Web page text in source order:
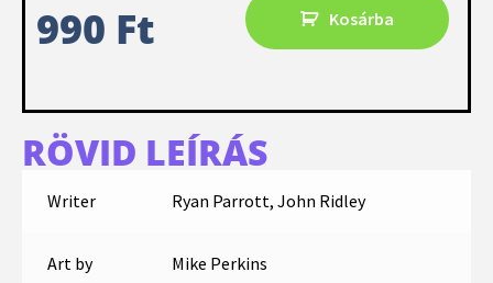
990 Ft Kosárba
RÖVID LEÍRÁS
Writer Ryan Parrott, John Ridley
Art by Mike Perkins